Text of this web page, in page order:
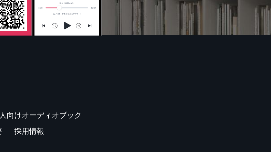
向けオーディオブック
採用情報